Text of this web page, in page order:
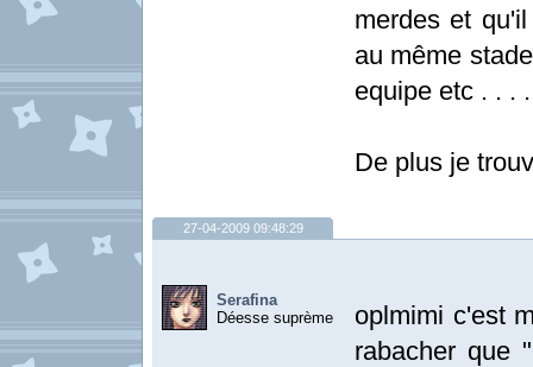
merdes et
au même
equipe etc . . .
De plus je
27-04-2009 09:48:29
Serafina
Déesse suprème
oplmimi c'est
rabacher que